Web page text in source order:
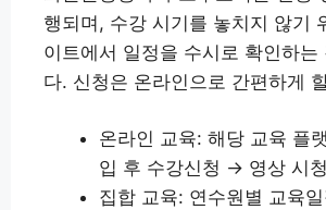
행되며, 수강 시기를 놓치지 않기
이트에서 일정을 수시로 확인하는
다. 신청은 온라인으로 간편하게
온라인 교육: 해당 교육 플
입 후 수강신청 → 영상 시
집합 교육: 연수원별 교육